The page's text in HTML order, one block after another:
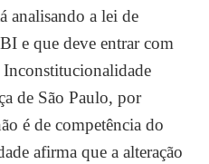
analisando a lei de
e que deve entrar com
de São Paulo, por
é de competência do
afirma que a alteração